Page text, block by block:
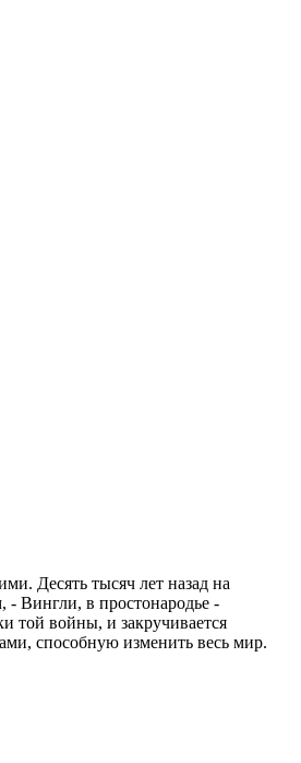
Десять тысяч лет назад на
- Вингли, в простонародье -
той войны, и закручивается
способную изменить весь мир.